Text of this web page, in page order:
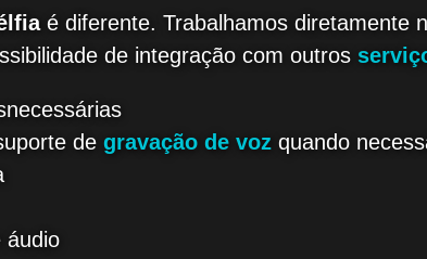
é diferente. Trabalhamos diretamente
de integração com outros
de gravação de voz quando
áudio